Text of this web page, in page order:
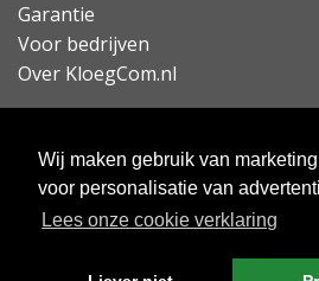
Wij maken gebruik van
voor personalisatie van
Lees onze cookie verklaring
Garantie
Voor bedrijven
Over KloegCom.nl